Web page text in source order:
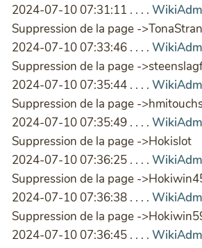
2024-07-10 07:31:11 . . . .
Suppression de la page -
2024-07-10 07:33:46 . . . .
Suppression de la page -
2024-07-10 07:35:44 . . . .
Suppression de la page -
2024-07-10 07:35:49 . . . .
Suppression de la page ->Hokislot
2024-07-10 07:36:25 . . . .
Suppression de la page -
2024-07-10 07:36:38 . . . .
Suppression de la page -
2024-07-10 07:36:45 . . . .